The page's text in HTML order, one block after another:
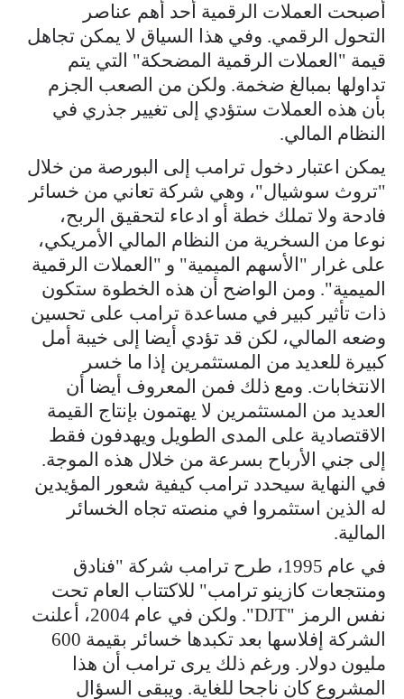
أصبحت العملات الرقمية أحد أهم عناصر
التحول الرقمي. وفي هذا السياق لا يمكن تجاهل
قيمة "العملات الرقمية المضحكة" التي يتم
تداولها بمبالغ ضخمة. ولكن من الصعب الجزم
بأن هذه العملات ستؤدي إلى تغيير جذري في
النظام المالي.
يمكن اعتبار دخول ترامب إلى البورصة من خلال
"تروث سوشيال"، وهي شركة تعاني من خسائر
فادحة ولا تملك خطة أو ادعاء لتحقيق الربح،
نوعا من السخرية من النظام المالي الأمريكي،
على غرار "الأسهم الميمية" و "العملات الرقمية
الميمية". ومن الواضح أن هذه الخطوة ستكون
ذات تأثير كبير في مساعدة ترامب على تحسين
وضعه المالي، لكن قد تؤدي أيضا إلى خيبة أمل
كبيرة للعديد من المستثمرين إذا ما خسر
الانتخابات. ومع ذلك فمن المعروف أيضا أن
العديد من المستثمرين لا يهتمون بإنتاج القيمة
الاقتصادية على المدى الطويل ويهدفون فقط
إلى جني الأرباح بسرعة من خلال هذه الموجة.
في النهاية سيحدد ترامب كيفية شعور المؤيدين
له الذين استثمروا في منصته تجاه الخسائر
المالية.
في عام 1995، طرح ترامب شركة "فنادق
ومنتجعات كازينو ترامب" للاكتتاب العام تحت
نفس الرمز "DJT". ولكن في عام 2004، أعلنت
الشركة إفلاسها بعد تكبدها خسائر بقيمة 600
مليون دولار. ورغم ذلك يرى ترامب أن هذا
المشروع كان ناجحا للغاية. ويبقى السؤال